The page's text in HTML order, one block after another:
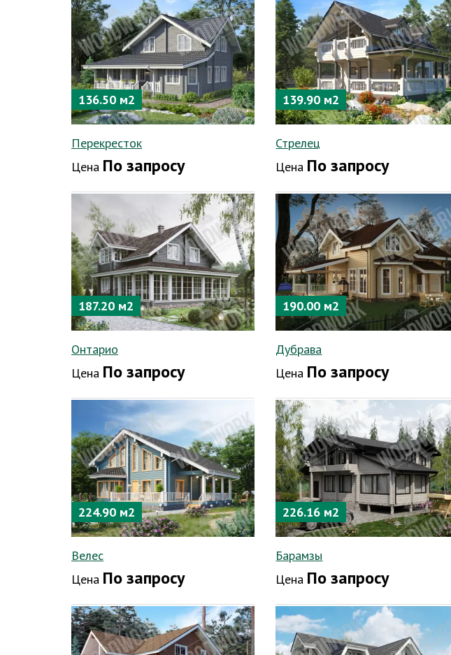
136.50 м2
Перекресток
Цена По запросу
139.90 м2
Стрелец
Цена По запросу
187.20 м2
Онтарио
Цена По запросу
190.00 м2
Дубрава
Цена По запросу
224.90 м2
Велес
Цена По запросу
226.16 м2
Барамзы
Цена По запросу